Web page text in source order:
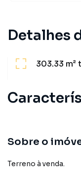
Detalhes
303.33 m²
Com
Piscina
Sobre o
Terreno à venda.